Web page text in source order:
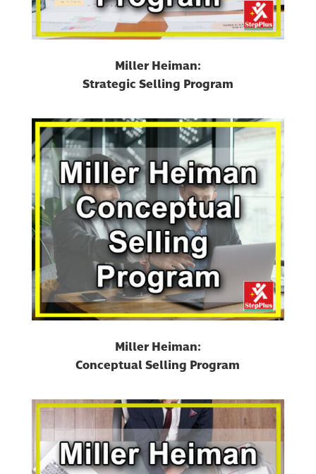
Miller Heiman:
Strategic Selling Program
Miller Heiman:
Conceptual Selling Program